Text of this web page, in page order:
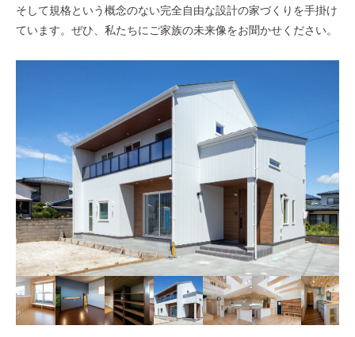
そして規格という概念のない完全自由な設計の家づくりを手掛け
ています。ぜひ、私たちにご家族の未来像をお聞かせください。